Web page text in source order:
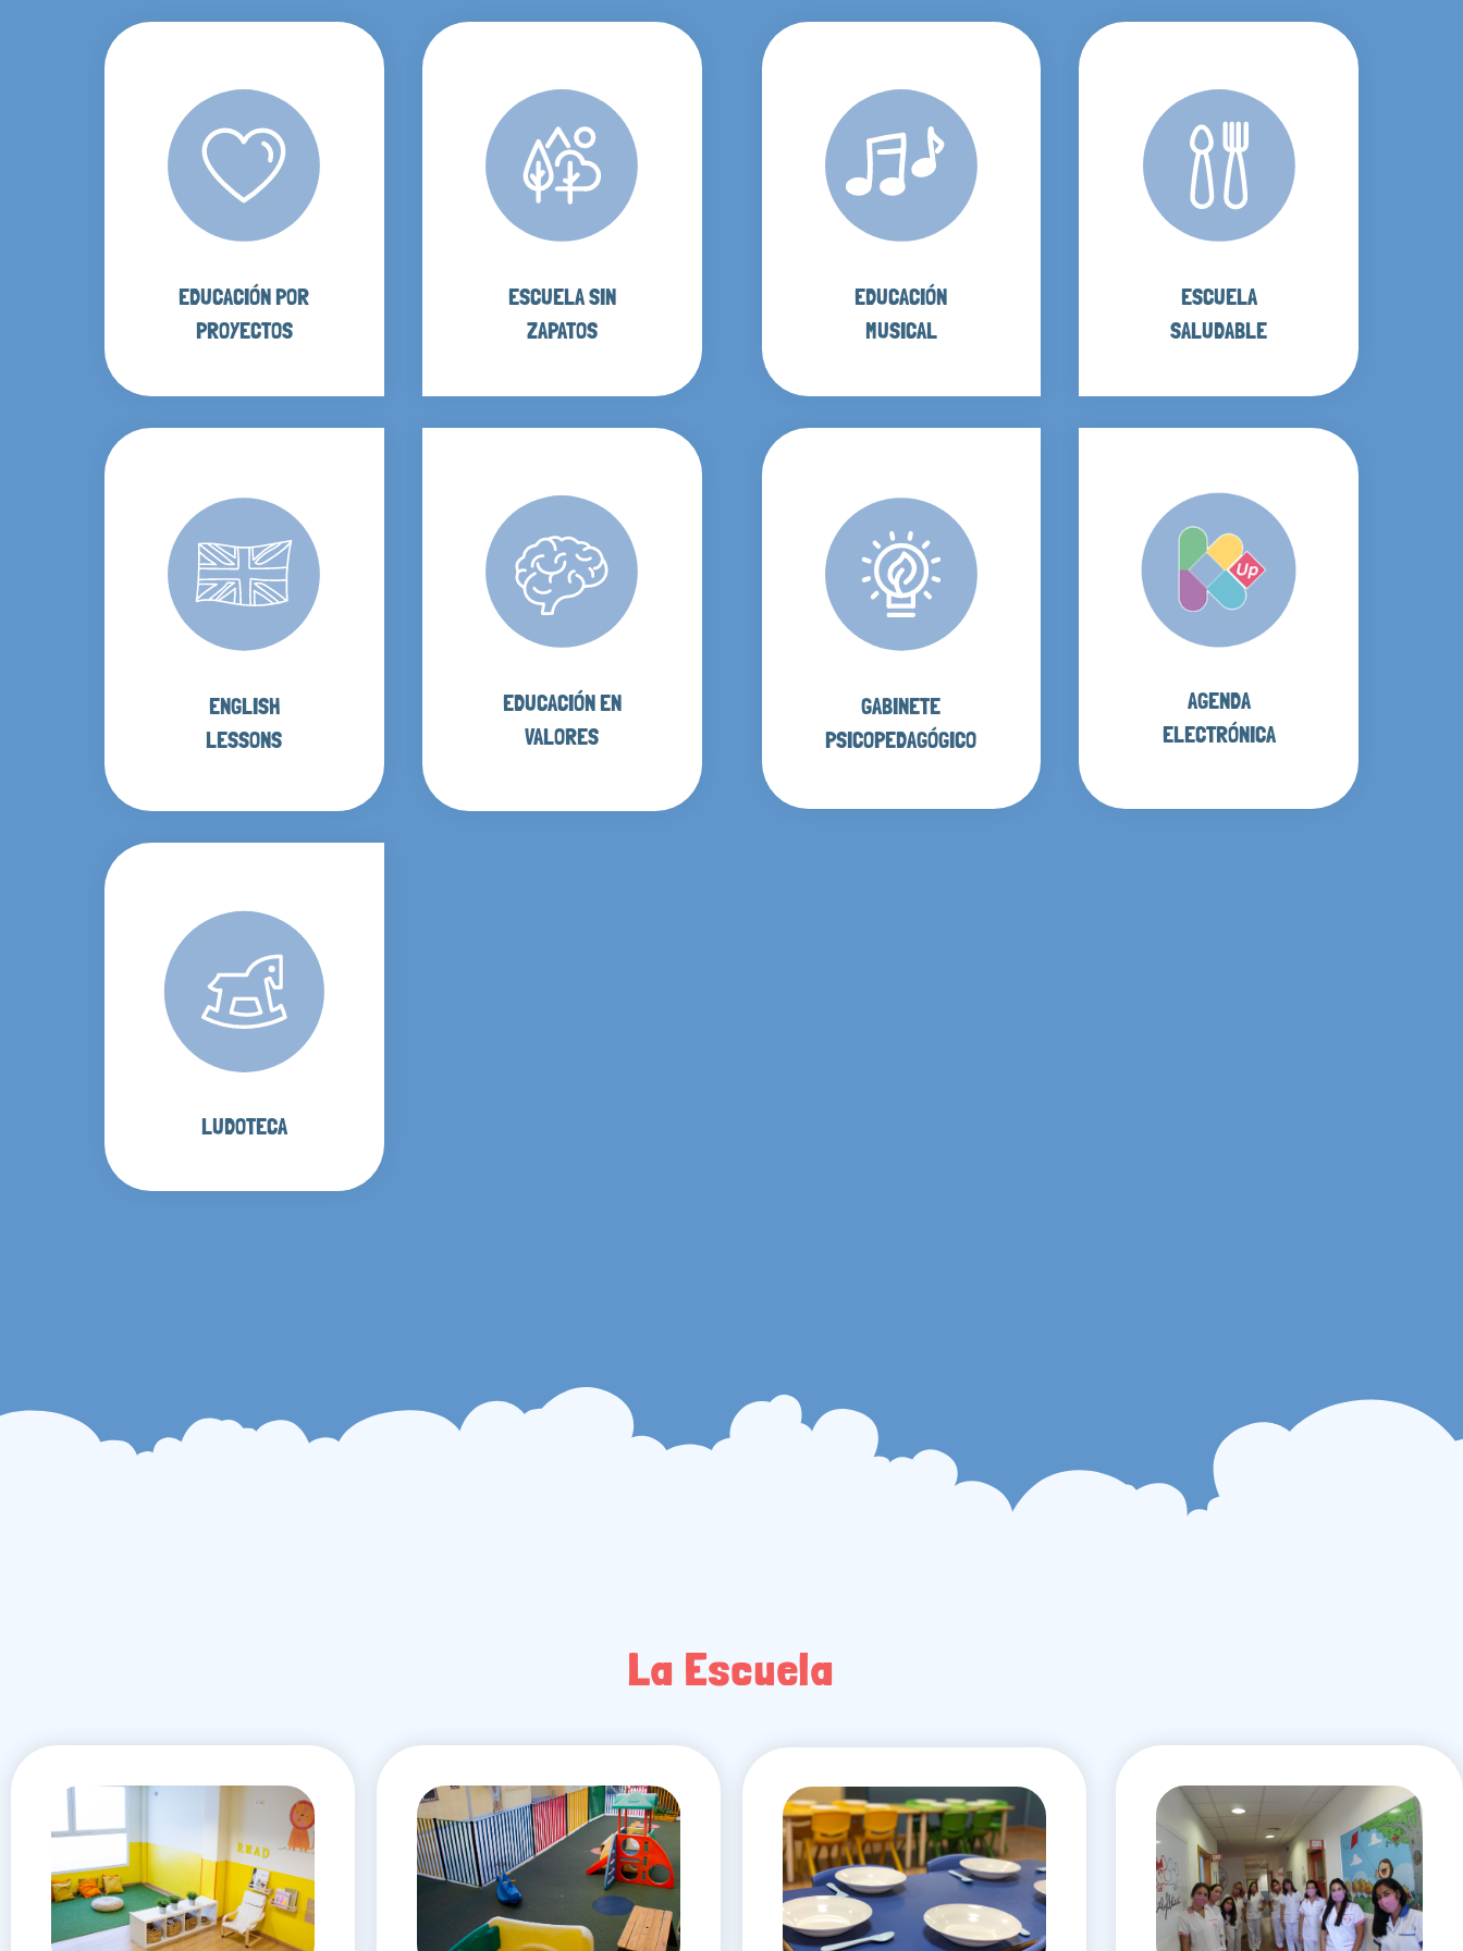
EDUCACIÓN POR
PROYECTOS
ESCUELA SIN
ZAPATOS
ENGLISH
LESSONS
EDUCACIÓN EN
VALORES
LUDOTECA
EDUCACIÓN
MUSICAL
ESCUELA
SALUDABLE
GABINETE
PSICOPEDAGÓGICO
AGENDA
ELECTRÓNICA
La Escuela